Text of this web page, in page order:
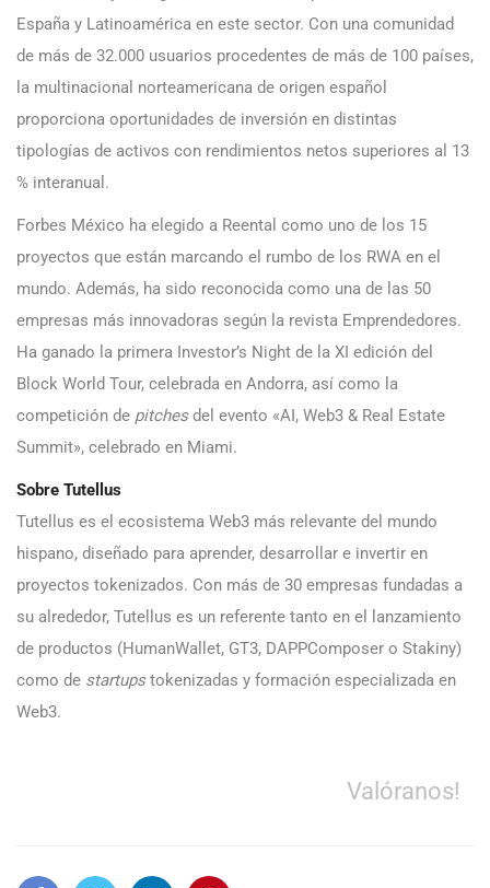
España y Latinoamérica en este sector. Con una comunidad
de más de 32.000 usuarios procedentes de más de 100 países,
la multinacional norteamericana de origen español
proporciona oportunidades de inversión en distintas
tipologías de activos con rendimientos netos superiores al 13
% interanual.
Forbes México ha elegido a Reental como uno de los 15
proyectos que están marcando el rumbo de los RWA en el
mundo. Además, ha sido reconocida como una de las 50
empresas más innovadoras según la revista Emprendedores.
Ha ganado la primera Investor’s Night de la XI edición del
Block World Tour, celebrada en Andorra, así como la
competición de pitchesdel evento «AI, Web3 & Real Estate
Summit», celebrado en Miami.
Sobre Tutellus
Tutellus es el ecosistema Web3 más relevante del mundo
hispano, diseñado para aprender, desarrollar e invertir en
proyectos tokenizados. Con más de 30 empresas fundadas a
su alrededor, Tutellus es un referente tanto en el lanzamiento
de productos (HumanWallet, GT3, DAPPComposer o Stakiny)
como de startupstokenizadas y formación especializada en
Web3.
Valóranos!